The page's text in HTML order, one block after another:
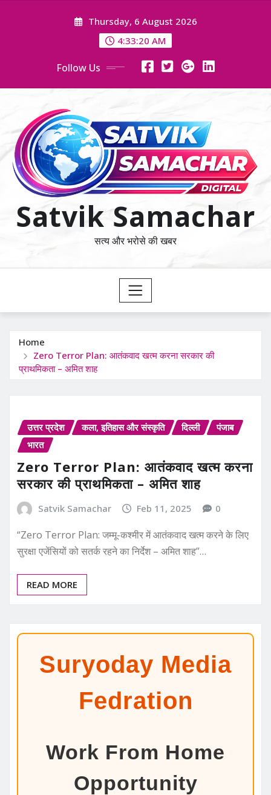
Thursday, 6 August 2026
4:33:21 AM
Follow Us
Satvik Samachar
सत्य और भरोसे की खबर
Home
Zero Terror Plan: आतंकवाद खत्म करना सरकार की
प्राथमिकता – अमित शाह
उत्तर प्रदेश कला, इतिहास और संस्कृति दिल्ली
पंजाब
भारत
Zero Terror Plan: आतंकवाद खत्म करना
सरकार की प्राथमिकता – अमित शाह
Satvik Samachar Feb 11, 2025 0
“Zero Terror Plan: जम्मू-कश्मीर में आतंकवाद खत्म करने के लिए
सुरक्षा एजेंसियों को सतर्क रहने का निर्देश – अमित शाह”…
READ MORE
Suryoday Media
Fedration
Work From Home
Opportunity